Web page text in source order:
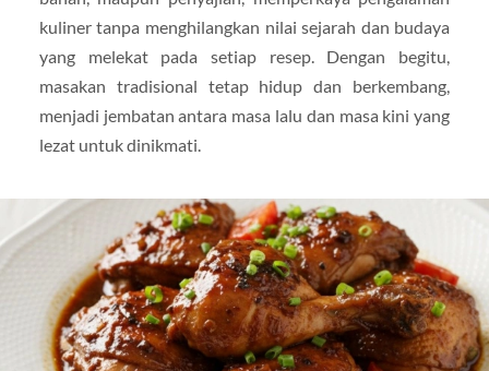
kuliner tanpa menghilangkan nilai sejarah dan budaya
yang melekat pada setiap resep. Dengan begitu,
masakan tradisional tetap hidup dan berkembang,
menjadi jembatan antara masa lalu dan masa kini yang
lezat untuk dinikmati.